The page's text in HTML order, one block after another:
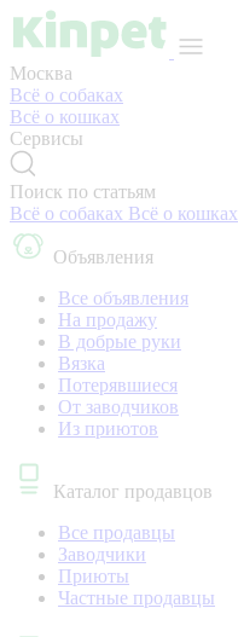
Москва
Всё о собаках
Всё о кошках
Сервисы
Поиск по статьям
Всё о собаках Всё о кошках
Объявления
Все объявления
На продажу
В добрые руки
Вязка
Потерявшиеся
От заводчиков
Из приютов
Каталог продавцов
Все продавцы
Заводчики
Приюты
Частные продавцы